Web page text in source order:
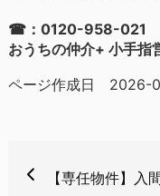
☎：0120-958-021
おうちの仲介+ 小手指
ページ作成日 2026-
【専任物件】